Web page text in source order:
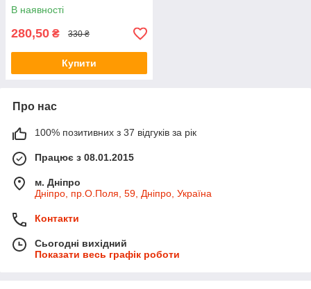
В наявності
280,50 ₴ 330 ₴
Купити
Про нас
100% позитивних з 37 відгуків за рік
Працює з 08.01.2015
м. Дніпро
Дніпро, пр.О.Поля, 59, Дніпро, Україна
Контакти
Сьогодні вихідний
Показати весь графік роботи